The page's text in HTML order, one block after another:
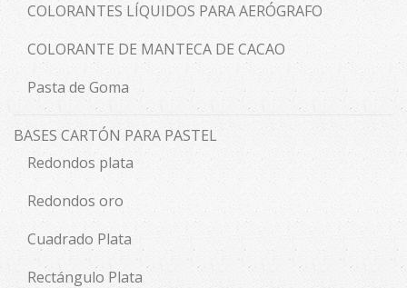
COLORANTES LÍQUIDOS PARA AERÓGRAFO
COLORANTE DE MANTECA DE CACAO
Pasta de Goma
BASES CARTÓN PARA PASTEL
Redondos plata
Redondos oro
Cuadrado Plata
Rectángulo Plata